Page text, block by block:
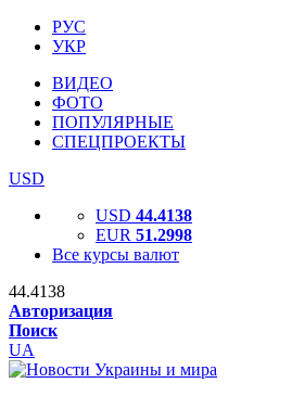
РУС
УКР
ВИДЕО
ФОТО
ПОПУЛЯРНЫЕ
СПЕЦПРОЕКТЫ
USD
USD 44.4138
EUR 51.2998
Все курсы валют
44.4138
Авторизация
Поиск
UA